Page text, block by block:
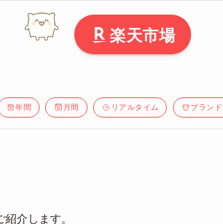
楽天市場
年間 月間 リアルタイム ブラン
介します。